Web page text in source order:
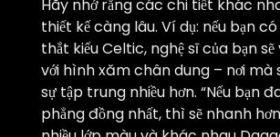
Hãy nhớ rằng các chi tiết khác
thiết kế càng lâu. Ví dụ: nếu bạn
thắt kiểu Celtic, nghệ sĩ của bạn
với hình xăm chân dung – nơi mà
sự tập trung nhiều hơn. “Nếu
phẳng đồng nhất, thì sẽ nhanh